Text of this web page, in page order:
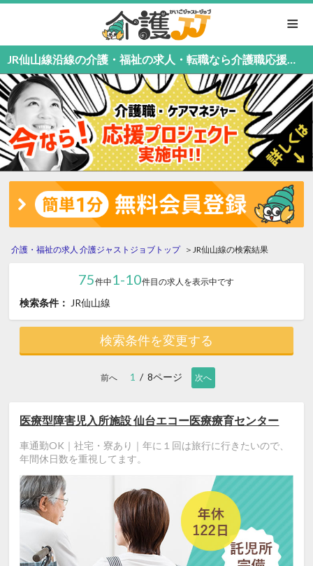
≡
JR仙山線沿線の介護・福祉の求人・転職なら介護職応援中！介護職専門の介護ジャストジョブ
介護・福祉の求人 介護ジャストジョブトップ JR仙山線の検索結果
75件中 1-10件目の求人を表示中です
検索条件： JR仙山線
検索条件を変更する
前へ 1 / 8ページ 次へ
医療型障害児入所施設 仙台エコー医療療育センター
車通勤OK｜社宅・寮あり｜年に１回は旅行に行きたいので、
年間休日数を重視してます。